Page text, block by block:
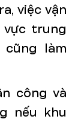
việc vận
vực trung
làm
công và
nếu khu